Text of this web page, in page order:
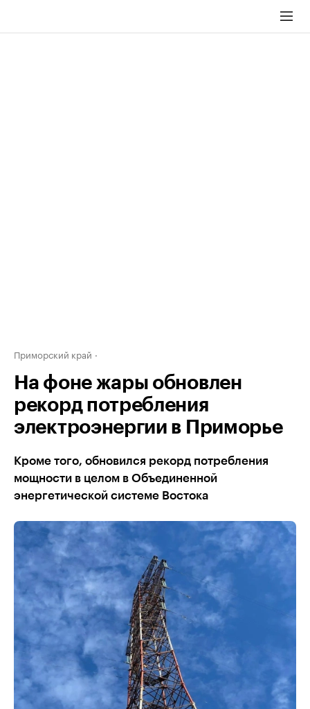
Приморский край
На фоне жары обновлен
рекорд потребления
электроэнергии в Приморье
Кроме того, обновился рекорд потребления
мощности в целом в Объединенной
энергетической системе Востока